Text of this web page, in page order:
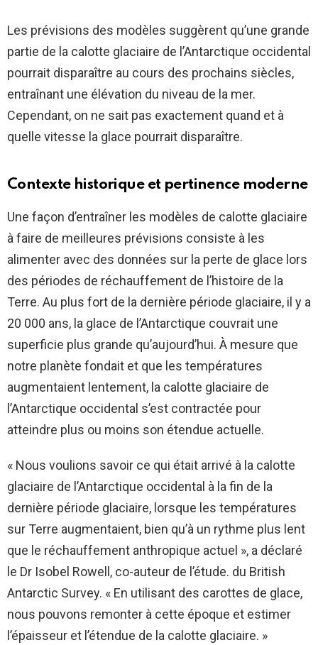
Les prévisions des modèles suggèrent qu’une grande
partie de la calotte glaciaire de l’Antarctique occidental
pourrait disparaître au cours des prochains siècles,
entraînant une élévation du niveau de la mer.
Cependant, on ne sait pas exactement quand et à
quelle vitesse la glace pourrait disparaître.
Contexte historique et pertinence moderne
Une façon d’entraîner les modèles de calotte glaciaire
à faire de meilleures prévisions consiste à les
alimenter avec des données sur la perte de glace lors
des périodes de réchauffement de l’histoire de la
Terre. Au plus fort de la dernière période glaciaire, il y a
20 000 ans, la glace de l’Antarctique couvrait une
superficie plus grande qu’aujourd’hui. À mesure que
notre planète fondait et que les températures
augmentaient lentement, la calotte glaciaire de
l’Antarctique occidental s’est contractée pour
atteindre plus ou moins son étendue actuelle.
« Nous voulions savoir ce qui était arrivé à la calotte
glaciaire de l’Antarctique occidental à la fin de la
dernière période glaciaire, lorsque les températures
sur Terre augmentaient, bien qu’à un rythme plus lent
que le réchauffement anthropique actuel », a déclaré
le Dr Isobel Rowell, co-auteur de l’étude. du British
Antarctic Survey. « En utilisant des carottes de glace,
nous pouvons remonter à cette époque et estimer
l’épaisseur et l’étendue de la calotte glaciaire. »